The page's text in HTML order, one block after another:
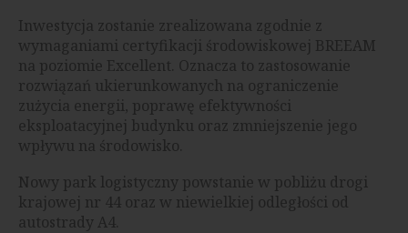
Inwestycja zostanie zrealizowana zgodnie z
wymaganiami certyfikacji środowiskowej BREEAM
na poziomie Excellent. Oznacza to zastosowanie
rozwiązań ukierunkowanych na ograniczenie
zużycia energii, poprawę efektywności
eksploatacyjnej budynku oraz zmniejszenie jego
wpływu na środowisko.
Nowy park logistyczny powstanie w pobliżu drogi
krajowej nr 44 oraz w niewielkiej odległości od
autostrady A4.